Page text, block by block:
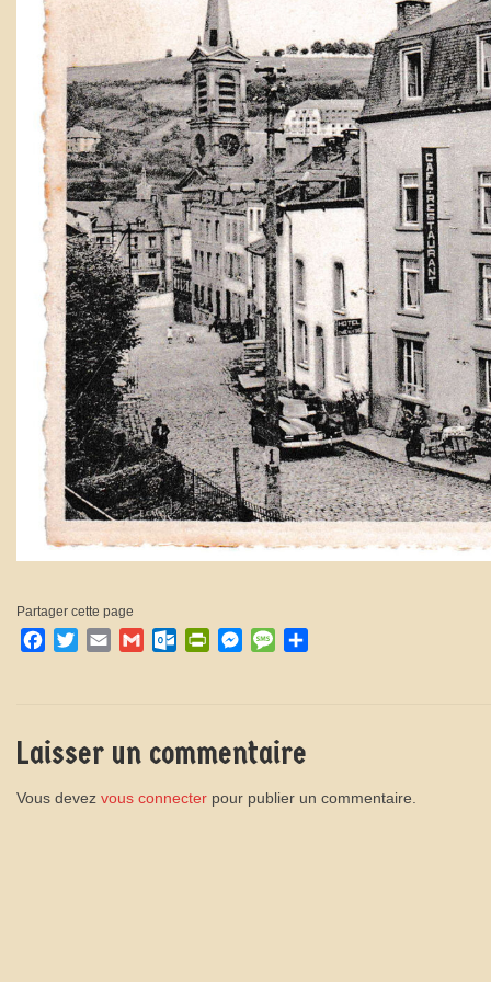
Partager cette page
Facebook
TwitterEmail GmailOutlook.com
PrintFriendly
Messenger
Message
Laisser un commentaire
Vous devez vous connecter pour publier un commentaire.